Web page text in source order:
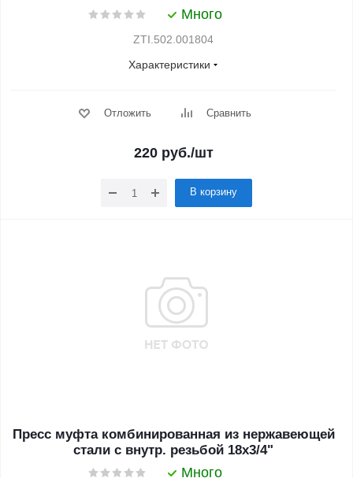
Много
ZTI.502.001804
Характеристики
Отложить Сравнить
220 руб./шт
В корзину
Пресс муфта комбинированная из нержавеющей
стали с внутр. резьбой 18х3/4"
Много